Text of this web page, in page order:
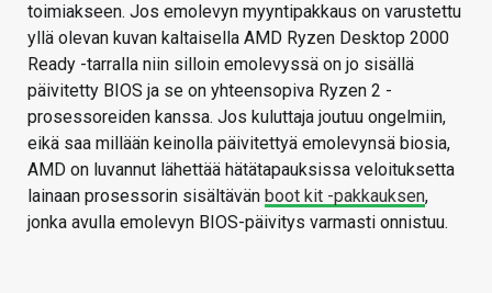
toimiakseen. Jos emolevyn myyntipakkaus on varustettu
yllä olevan kuvan kaltaisella AMD Ryzen Desktop 2000
Ready -tarralla niin silloin emolevyssä on jo sisällä
päivitetty BIOS ja se on yhteensopiva Ryzen 2 -
prosessoreiden kanssa. Jos kuluttaja joutuu ongelmiin,
eikä saa millään keinolla päivitettyä emolevynsä biosia,
AMD on luvannut lähettää hätätapauksissa veloituksetta
lainaan prosessorin sisältävän boot kit -pakkauksen,
jonka avulla emolevyn BIOS-päivitys varmasti onnistuu.